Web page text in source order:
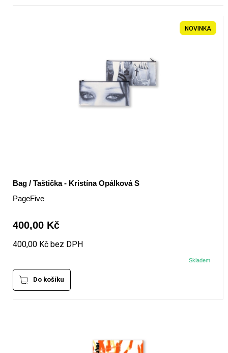
NOVINKA
Bag / Taštička - Kristína Opálková S
PageFive
400,00 Kč
400,00 Kč bez DPH
Skladem
Do košíku